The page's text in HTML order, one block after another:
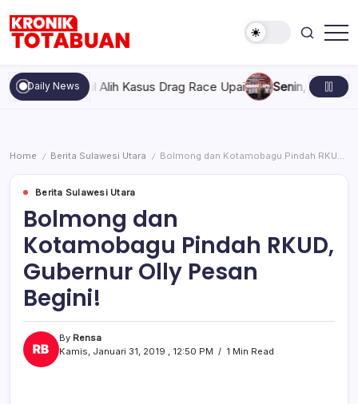
content
Totabuan
hari
ini
Kronik
Daily News
Ambil Alih Kasus Drag Race Upai Senin, Agustus 10,
Home / Berita Sulawesi Utara / Bolmong dan Kotamobagu Pindah RKUD, Gubernur Olly Pesan Begini!
Berita Sulawesi Utara
Bolmong dan
Kotamobagu Pindah RKUD,
Gubernur Olly Pesan
Begini!
By Rensa
Kamis, Januari 31, 2019 , 12:50 PM
1 Min Read